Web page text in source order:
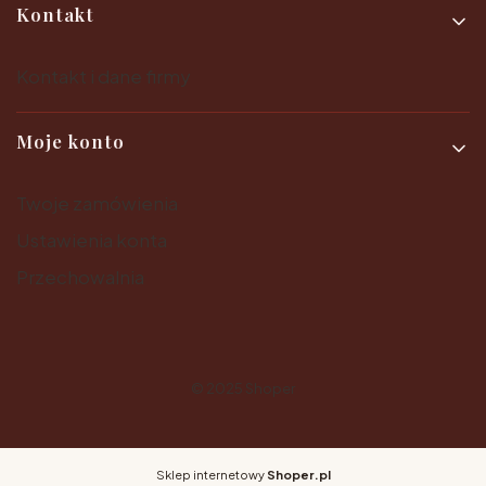
Kontakt
Moje konto
Sklep internetowy Shoper.pl